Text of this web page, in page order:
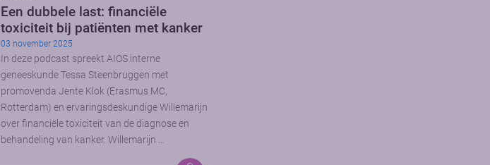
Een dubbele last: financiële
toxiciteit bij patiënten met kanker
03 november 2025
In deze podcast spreekt AIOS interne
geneeskunde Tessa Steenbruggen met
promovenda Jente Klok (Erasmus MC,
Rotterdam) en ervaringsdeskundige Willemarijn
over financiële toxiciteit van de diagnose en
behandeling van kanker. Willemarijn …